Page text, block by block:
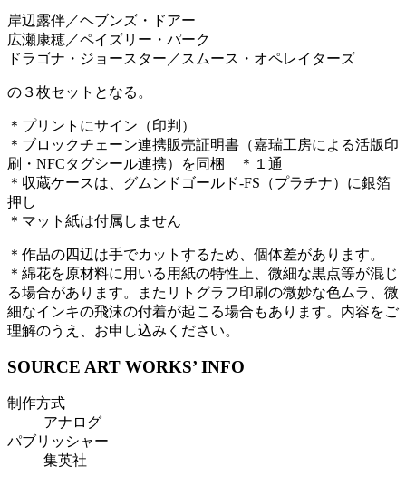
岸辺露伴／ヘブンズ・ドアー
広瀬康穂／ペイズリー・パーク
ドラゴナ・ジョースター／スムース・オペレイターズ
の３枚セットとなる。
＊プリントにサイン（印判）
＊ブロックチェーン連携販売証明書（嘉瑞工房による活版印
刷・NFCタグシール連携）を同梱 ＊１通
＊収蔵ケースは、グムンドゴールド-FS（プラチナ）に銀箔
押し
＊マット紙は付属しません
＊作品の四辺は手でカットするため、個体差があります。
＊綿花を原材料に用いる用紙の特性上、微細な黒点等が混じ
る場合があります。またリトグラフ印刷の微妙な色ムラ、微
細なインキの飛沫の付着が起こる場合もあります。内容をご
理解のうえ、お申し込みください。
SOURCE ART WORKS’ INFO
制作方式
アナログ
パブリッシャー
集英社